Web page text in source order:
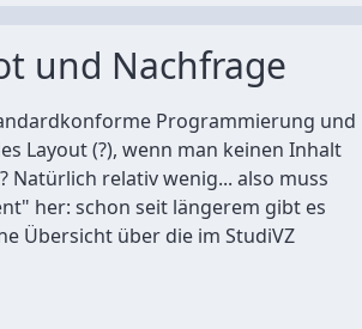
und Nachfrage
Programmierung und
Layout (?), wenn man keinen Inhalt
Natürlich relativ wenig... also muss
her: schon seit längerem gibt es
Übersicht über die im StudiVZ